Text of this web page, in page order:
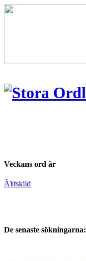
Veckans ord är
Ã¥tskild
De senaste sökningarna: